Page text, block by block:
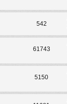
542
61743
5150